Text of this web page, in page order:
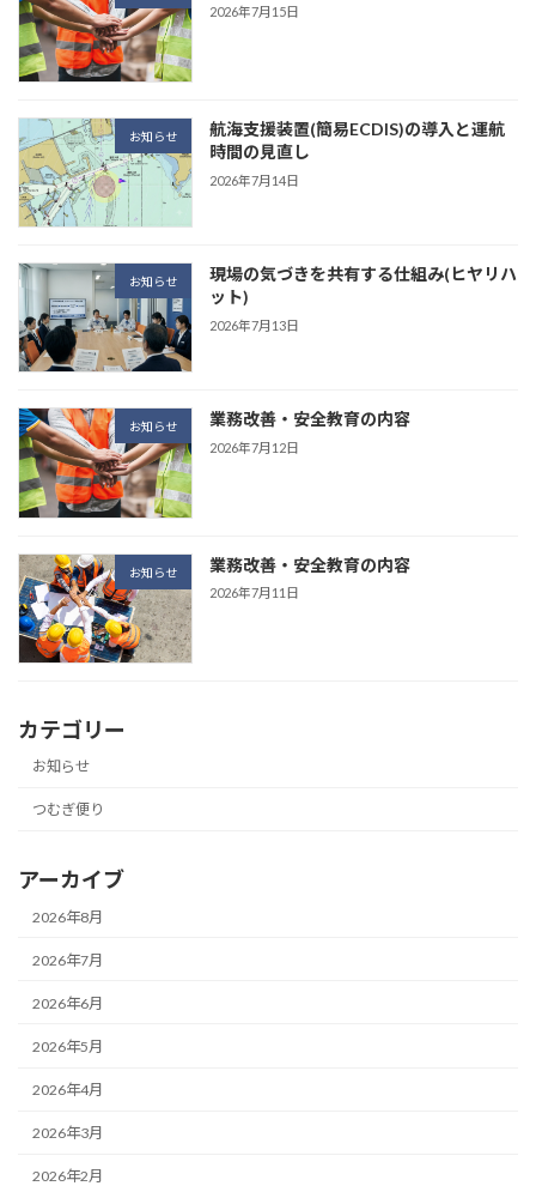
2026年7月15日
お知らせ
航海支援装置(簡易ECDIS)の導入と運航
時間の見直し
2026年7月14日
お知らせ
現場の気づきを共有する仕組み(ヒヤリハ
ット)
2026年7月13日
お知らせ 業務改善・安全教育の内容
2026年7月12日
お知らせ 業務改善・安全教育の内容
2026年7月11日
カテゴリー
お知らせ
つむぎ便り
アーカイブ
2026年8月
2026年7月
2026年6月
2026年5月
2026年4月
2026年3月
2026年2月